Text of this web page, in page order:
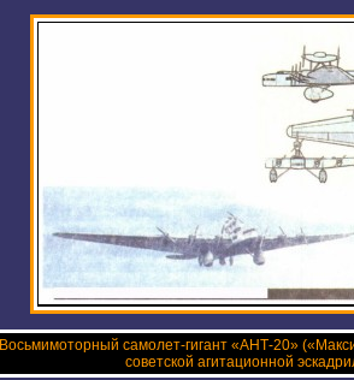
Восьмимоторный самолет-гигант «АНТ-20»
советской агитационной